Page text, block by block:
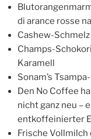
di arance rosse
Cashew-
Champs-
Karamell
Sonam’s
Den No Coffee
nicht ganz neu –
entkoffeinierter
Frische